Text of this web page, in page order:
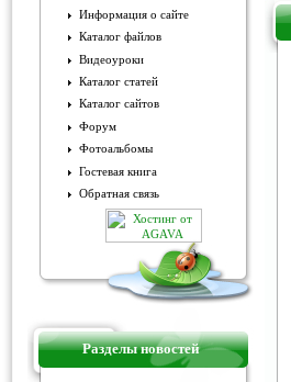
Информация о сайте
Каталог файлов
Видеоуроки
Каталог статей
Каталог сайтов
Форум
Фотоальбомы
Гостевая книга
Обратная связь
Разделы новостей